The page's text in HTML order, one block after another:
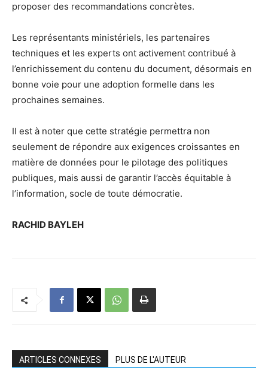
proposer des recommandations concrètes.
Les représentants ministériels, les partenaires
techniques et les experts ont activement contribué à
l’enrichissement du contenu du document, désormais en
bonne voie pour une adoption formelle dans les
prochaines semaines.
Il est à noter que cette stratégie permettra non
seulement de répondre aux exigences croissantes en
matière de données pour le pilotage des politiques
publiques, mais aussi de garantir l’accès équitable à
l’information, socle de toute démocratie.
RACHID BAYLEH
ARTICLES CONNEXES PLUS DE L'AUTEUR